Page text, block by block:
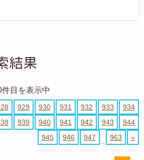
結果
目を表示中
929 930 931 932 933
934
939 940 941 942 943
944
945
946 947 963 »